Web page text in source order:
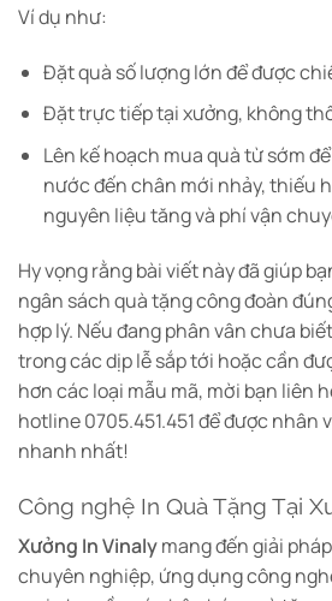
Ví dụ như:
Đặt quà số lượng lớn để được
Đặt trực tiếp tại xưởng, không
Lên kế hoạch mua quà từ sớm
nước đến chân mới nhảy, thiếu
nguyên liệu tăng và phí vận
Hy vọng rằng bài viết này đã giúp
ngân sách quà tặng công đoàn
hợp lý. Nếu đang phân vân chưa
trong các dịp lễ sắp tới hoặc cần
hơn các loại mẫu mã, mời bạn liên
hotline 0705.451.451 để được nhân
nhanh nhất!
Công nghệ In Quà Tặng Tại
Xưởng In Vinalymang đến giải pháp
chuyên nghiệp, ứng dụng công